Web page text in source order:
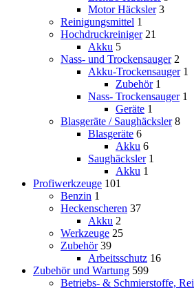
Motor Häcksler 3
Reinigungsmittel 1
Hochdruckreiniger 21
Akku 5
Nass- und Trockensauger 2
Akku-Trockensauger 1
Zubehör 1
Nass- Trockensauger 1
Geräte 1
Blasgeräte / Saughäcksler 8
Blasgeräte 6
Akku 6
Saughäcksler 1
Akku 1
Profiwerkzeuge 101
Benzin 1
Heckenscheren 37
Akku 2
Werkzeuge 25
Zubehör 39
Arbeitsschutz 16
Zubehör und Wartung 599
Betriebs- & Schmierstoffe,